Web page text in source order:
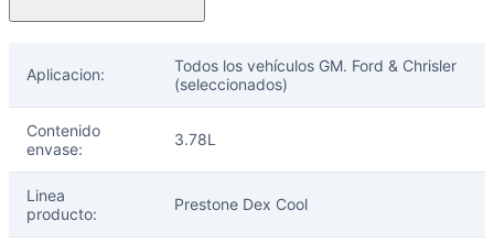
Aplicacion:
Todos los vehículos GM. Ford & Chrisler
(seleccionados)
Contenido
envase:
3.78L
Linea
producto:
Prestone Dex Cool